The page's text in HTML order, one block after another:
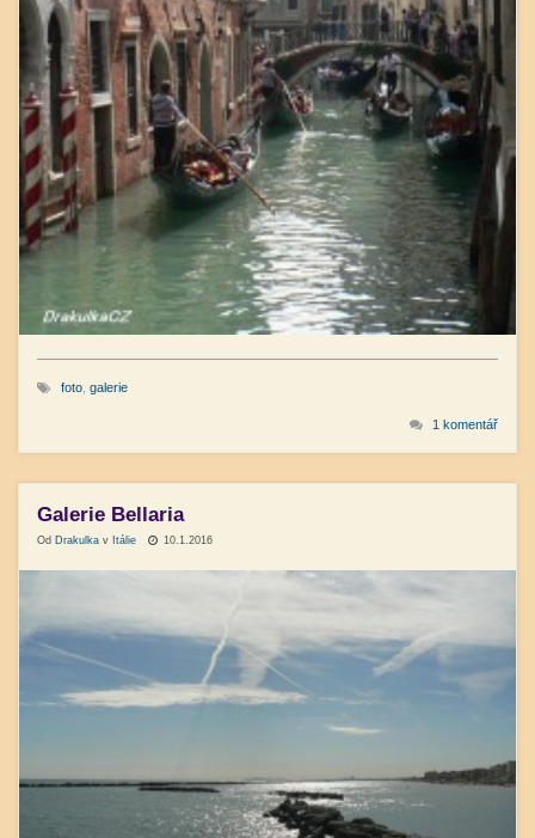
foto galerie
1 komentář
Galerie Bellaria
Od Drakulka v Itálie 10.1.2016